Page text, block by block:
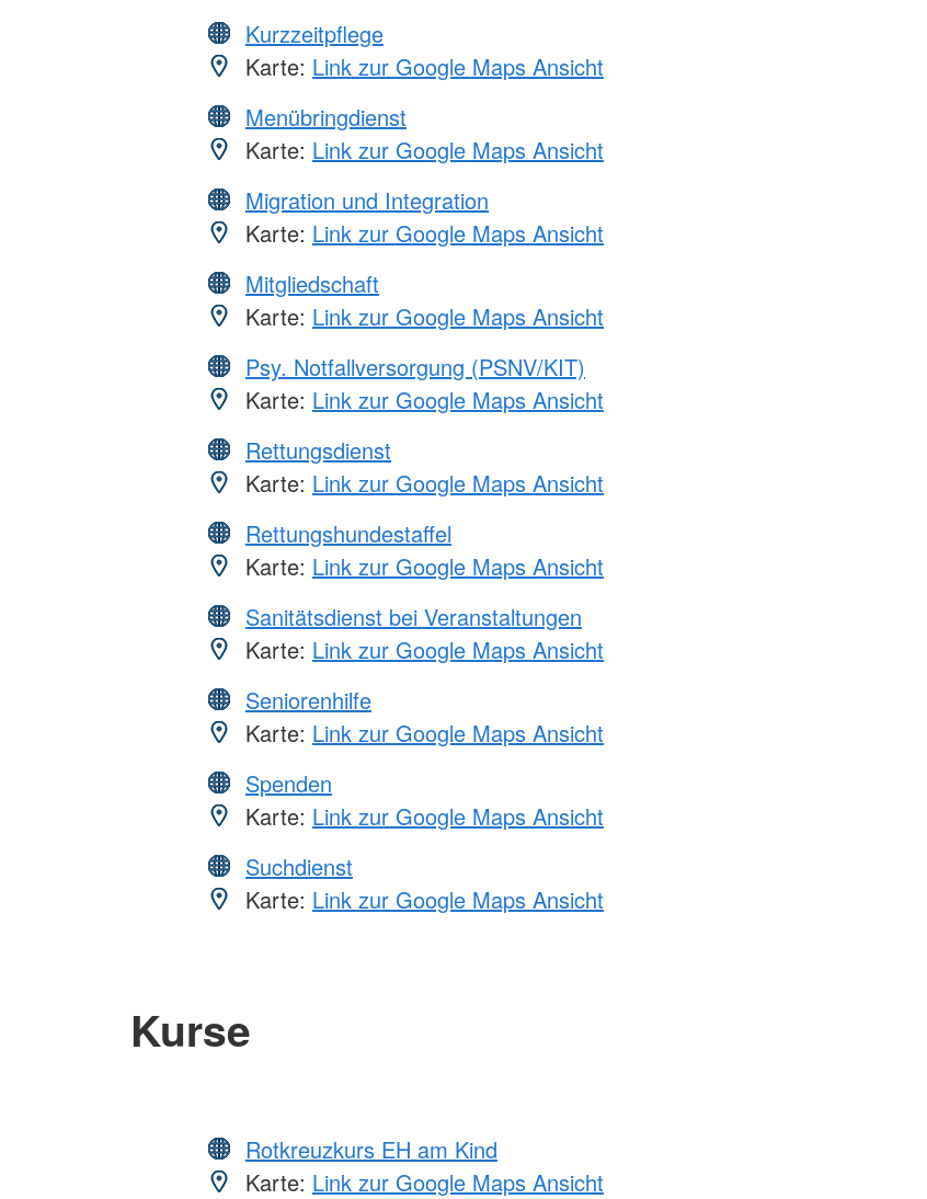
Kurzzeitpflege
Karte: Link zur Google Maps Ansicht
Menübringdienst
Karte: Link zur Google Maps Ansicht
Migration und Integration
Karte: Link zur Google Maps Ansicht
Mitgliedschaft
Karte: Link zur Google Maps Ansicht
Psy. Notfallversorgung (PSNV/KIT)
Karte: Link zur Google Maps Ansicht
Rettungsdienst
Karte: Link zur Google Maps Ansicht
Rettungshundestaffel
Karte: Link zur Google Maps Ansicht
Sanitätsdienst bei Veranstaltungen
Karte: Link zur Google Maps Ansicht
Seniorenhilfe
Karte: Link zur Google Maps Ansicht
Spenden
Karte: Link zur Google Maps Ansicht
Suchdienst
Karte: Link zur Google Maps Ansicht
Kurse
Rotkreuzkurs EH am Kind
Karte: Link zur Google Maps Ansicht